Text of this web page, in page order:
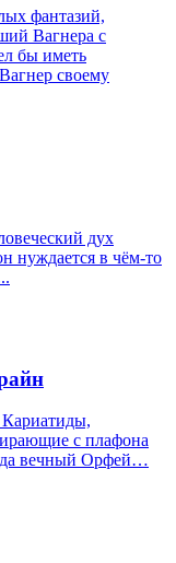
фантазий,
Вагнера с
бы иметь
своему
дух
нуждается в чём-то
Кариатиды,
с плафона
вечный Орфей…